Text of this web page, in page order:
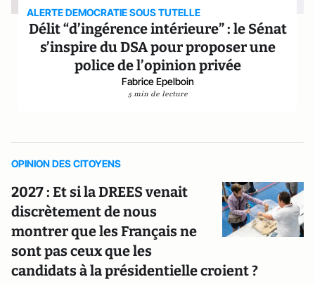
ALERTE DEMOCRATIE SOUS TUTELLE
Délit “d’ingérence intérieure” : le Sénat
s’inspire du DSA pour proposer une
police de l’opinion privée
Fabrice Epelboin
5 min de lecture
OPINION DES CITOYENS
2027 : Et si la DREES venait
discrètement de nous
montrer que les Français ne
sont pas ceux que les
candidats à la présidentielle croient ?